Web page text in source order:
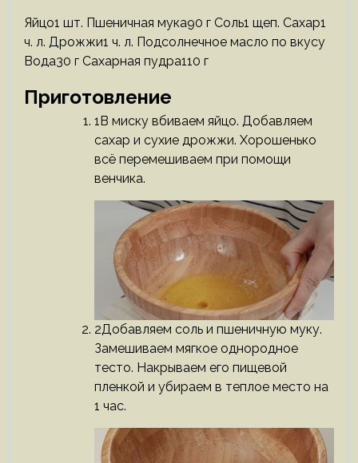
Яйцо1 шт. Пшеничная мука90 г Соль1 щеп. Сахар1
ч. л. Дрожжи1 ч. л. Подсолнечное масло по вкусу
Вода30 г Сахарная пудра110 г
Приготовление
1В миску вбиваем яйцо. Добавляем
сахар и сухие дрожжи. Хорошенько
всё перемешиваем при помощи
венчика.
2Добавляем соль и пшеничную муку.
Замешиваем мягкое однородное
тесто. Накрываем его пищевой
пленкой и убираем в теплое место на
1 час.